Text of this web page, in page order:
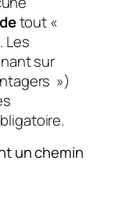
tout «
. Les
sur
»)
un chemin